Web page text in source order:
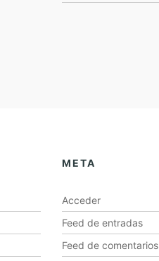
META
Acceder
Feed de entradas
Feed de comentarios